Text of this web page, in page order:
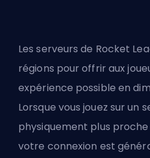
Les serveurs de Rocket
régions pour offrir aux
expérience possible en
Lorsque vous jouez sur un
physiquement plus proche
votre connexion est